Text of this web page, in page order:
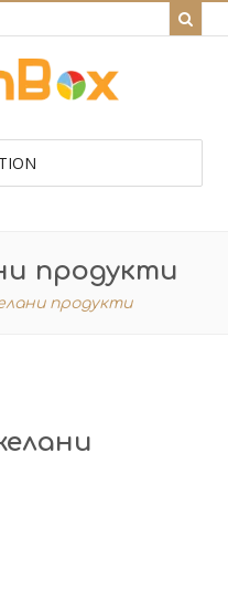
продукти
продукти